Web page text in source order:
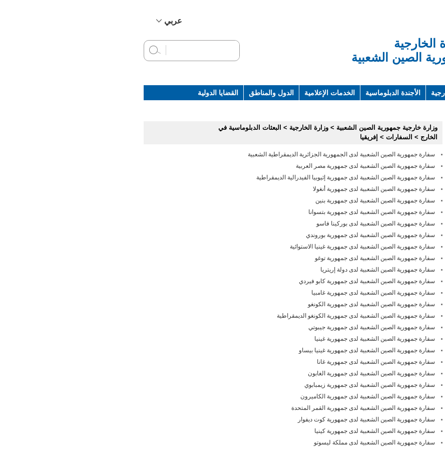
عربي
English
الخارجية
الصين الشعبية
الأجندة الدبلوماسية الخدمات الإعلامية الدول والمناطق
القضايا الدولية
وزارة خارجية جمهورية الصين الشعبية > وزارة الخارجية > البعثات الدبلوماسية في
الخارج > السفارات > إفريقيا
سفارة جمهورية الصين الشعبية لدى الجمهورية الجزائرية الديمقراطية الشعبية
سفارة جمهورية الصين الشعبية لدى جمهورية مصر العربية
سفارة جمهورية الصين الشعبية لدى جمهورية إثيوبيا الفيدرالية الديمقراطية
سفارة جمهورية الصين الشعبية لدى جمهورية أنغولا
سفارة جمهورية الصين الشعبية لدى جمهورية بنين
سفارة جمهورية الصين الشعبية لدى جمهورية بتسوانا
سفارة جمهورية الصين الشعبية لدى بوركينا فاسو
سفارة جمهورية الصين الشعبية لدى جمهورية بوروندي
سفارة جمهورية الصين الشعبية لدى جمهورية غينيا الاستوائية
سفارة جمهورية الصين الشعبية لدى جمهورية توغو
سفارة جمهورية الصين الشعبية لدى دولة إريتريا
سفارة جمهورية الصين الشعبية لدى جمهورية كابو فيردي
سفارة جمهورية الصين الشعبية لدى جمهورية غامبيا
سفارة جمهورية الصين الشعبية لدى جمهورية الكونغو
سفارة جمهورية الصين الشعبية لدى جمهورية الكونغو الديمقراطية
سفارة جمهورية الصين الشعبية لدى جمهورية جيبوتي
سفارة جمهورية الصين الشعبية لدى جمهورية غينيا
سفارة جمهورية الصين الشعبية لدى جمهورية غينيا بيساو
سفارة جمهورية الصين الشعبية لدى جمهورية غانا
سفارة جمهورية الصين الشعبية لدى جمهورية الغابون
سفارة جمهورية الصين الشعبية لدى جمهورية زيمبابوي
سفارة جمهورية الصين الشعبية لدى جمهورية الكاميرون
سفارة جمهورية الصين الشعبية لدى جمهورية القمر المتحدة
سفارة جمهورية الصين الشعبية لدى جمهورية كوت ديفوار
سفارة جمهورية الصين الشعبية لدى جمهورية كينيا
سفارة جمهورية الصين الشعبية لدى مملكة ليسوتو